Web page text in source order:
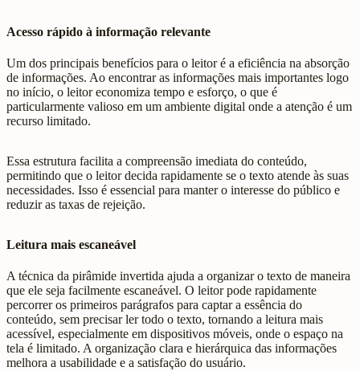
Acesso rápido à informação relevante
Um dos principais benefícios para o leitor é a eficiência na absorção
de informações. Ao encontrar as informações mais importantes logo
no início, o leitor economiza tempo e esforço, o que é
particularmente valioso em um ambiente digital onde a atenção é um
recurso limitado.
Essa estrutura facilita a compreensão imediata do conteúdo,
permitindo que o leitor decida rapidamente se o texto atende às suas
necessidades. Isso é essencial para manter o interesse do público e
reduzir as taxas de rejeição.
Leitura mais escaneável
A técnica da pirâmide invertida ajuda a organizar o texto de maneira
que ele seja facilmente escaneável. O leitor pode rapidamente
percorrer os primeiros parágrafos para captar a essência do
conteúdo, sem precisar ler todo o texto, tornando a leitura mais
acessível, especialmente em dispositivos móveis, onde o espaço na
tela é limitado. A organização clara e hierárquica das informações
melhora a usabilidade e a satisfação do usuário.